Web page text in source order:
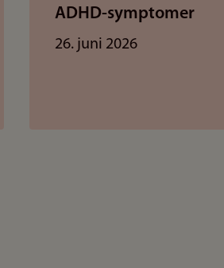
ADHD-symptomer
26. juni 2026